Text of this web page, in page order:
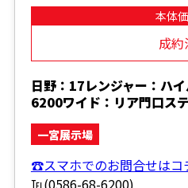
本体
成約
日野：17レンジャー：ハ
6200ワイド：リア門口ス
一宮展示場
☎スマホでのお問合せはコ